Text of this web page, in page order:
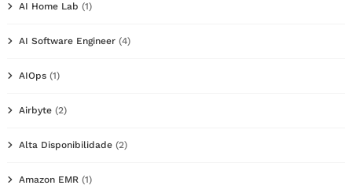
AI Home Lab (1)
AI Software Engineer (4)
AIOps (1)
Airbyte (2)
Alta Disponibilidade (2)
Amazon EMR (1)